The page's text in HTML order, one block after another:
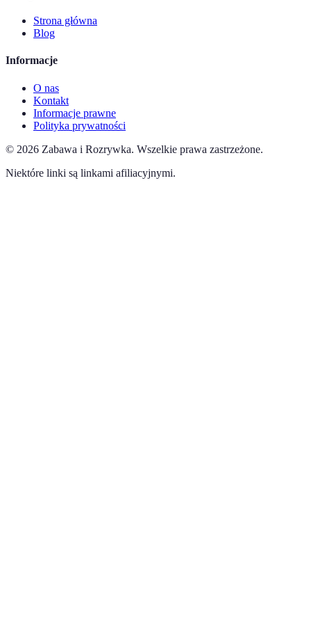
Strona główna
Blog
Informacje
O nas
Kontakt
Informacje prawne
Polityka prywatności
© 2026 Zabawa i Rozrywka. Wszelkie prawa zastrzeżone.
Niektóre linki są linkami afiliacyjnymi.